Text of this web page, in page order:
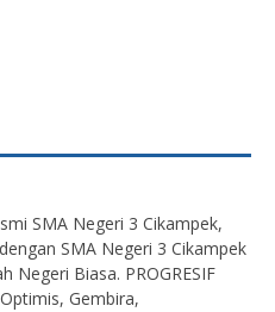
SMA Negeri 3 Cikampek,
SMA Negeri 3 Cikampek
Negeri Biasa. PROGRESIF
Gembira,